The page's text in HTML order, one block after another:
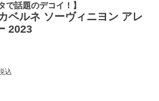
で話題のデコイ！】
ベルネ ソーヴィニヨン アレ
2023
込